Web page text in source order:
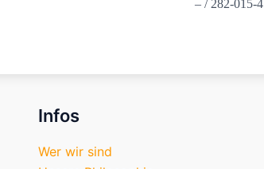
– / 282-015-4
Infos
Wer wir sind